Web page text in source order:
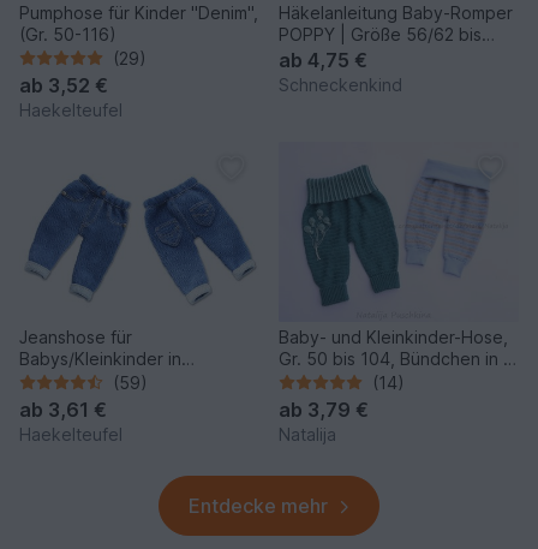
Pumphose für Kinder "Denim",
(Gr. 50-116)
(29)
ab 3,52 €
Haekelteufel
Häkelanleitung Baby-Romper
POPPY | Größe 56/62 bis
80/86
ab 4,75 €
Schneckenkind
Jeanshose für
Babys/Kleinkinder in
Strickoptik, Gr. 50-104
(59)
ab 3,61 €
Haekelteufel
Baby- und Kleinkinder-Hose,
Gr. 50 bis 104, Bündchen in 2
Varianten
(14)
ab 3,79 €
Natalija
Entdecke mehr